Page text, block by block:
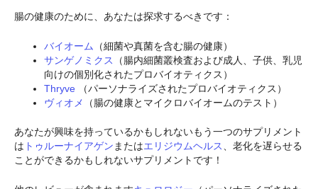
腸の健康のために、あなたは探求するべきです：
バイオーム
（細菌や真菌を含む腸の健康）
サンゲノミクス
（腸内細菌叢検査および成人、子供、乳児
向けの個別化されたプロバイオティクス）
Thryve （パーソナライズされたプロバイオティクス）
ヴィオメ
（腸の健康とマイクロバイオームのテスト）
あなたが興味を持っているかもしれないもう一つのサプリメント
は トゥルーナイアゲン またはエリジウムヘルス
、老化を遅らせる
ことができるかもしれないサプリメントです！